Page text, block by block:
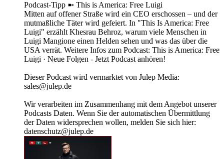
Podcast-Tipp ➼ This is America: Free Luigi
Mitten auf offener Straße wird ein CEO erschossen – und der
mutmaßliche Täter wird gefeiert. In "This Is America: Free
Luigi" erzählt Khesrau Behroz, warum viele Menschen in
Luigi Mangione einen Helden sehen und was das über die
USA verrät. Weitere Infos zum Podcast: This is America: Free
Luigi · Neue Folgen - Jetzt Podcast anhören!
Dieser Podcast wird vermarktet von Julep Media:
sales@julep.de
Wir verarbeiten im Zusammenhang mit dem Angebot unserer
Podcasts Daten. Wenn Sie der automatischen Übermittlung
der Daten widersprechen wollen, melden Sie sich hier:
datenschutz@julep.de